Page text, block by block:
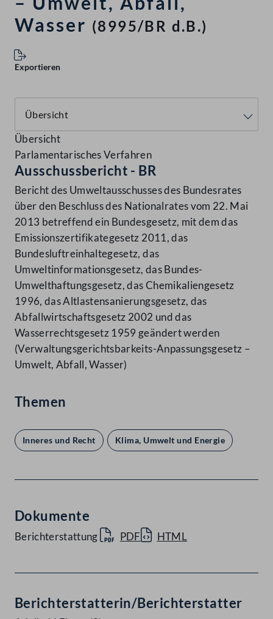
Wasser (8995/BR d.B.)
Exportieren
Übersicht
Parlamentarisches Verfahren
Ausschussbericht - BR
Bericht des Umweltausschusses des Bundesrates
über den Beschluss des Nationalrates vom 22. Mai
2013 betreffend ein Bundesgesetz, mit dem das
Emissionszertifikategesetz 2011, das
Bundesluftreinhaltegesetz, das
Umweltinformationsgesetz, das Bundes-
Umwelthaftungsgesetz, das Chemikaliengesetz
1996, das Altlastensanierungsgesetz, das
Abfallwirtschaftsgesetz 2002 und das
Wasserrechtsgesetz 1959 geändert werden
(Verwaltungsgerichtsbarkeits-Anpassungsgesetz –
Umwelt, Abfall, Wasser)
Themen
Inneres und Recht Klima, Umwelt und Energie
Dokumente
Berichterstattung PDF HTML
Berichterstatterin/Berichterstatter